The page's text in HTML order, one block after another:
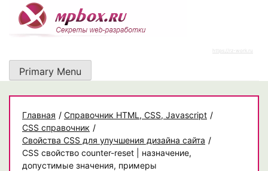
content
https://rz-work.ru
Primary Menu
Главная / Cправочник HTML, CSS, Javascript /
CSS справочник /
Свойства CSS для улучшения дизайна сайта /
CSS свойство counter-reset | назначение,
допустимые значения, примеры